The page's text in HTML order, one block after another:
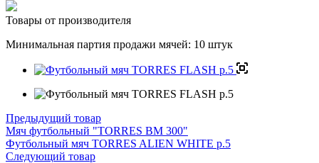
Товары от производителя
Минимальная партия продажи мячей: 10 штук
Предыдущий товар
Мяч футбольный "TORRES BM 300"
Футбольный мяч TORRES ALIEN WHITE р.5
Следующий товар